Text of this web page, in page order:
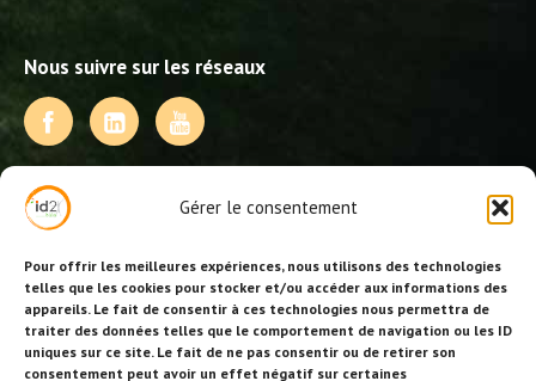
Gérer le consentement
Pour offrir les meilleures expériences, nous utilisons des technologies
telles que les cookies pour stocker et/ou accéder aux informations des
appareils. Le fait de consentir à ces technologies nous permettra de
traiter des données telles que le comportement de navigation ou les ID
uniques sur ce site. Le fait de ne pas consentir ou de retirer son
consentement peut avoir un effet négatif sur certaines
Nous suivre sur les réseaux
NOS PRESTATIONS
Activités, jeux et animations BDE
Animations événementielles
Animations EVJF – EVJG
Animations hôtellerie
Animations anniversaires
Collectivités, centres de loisirs et jeunesse